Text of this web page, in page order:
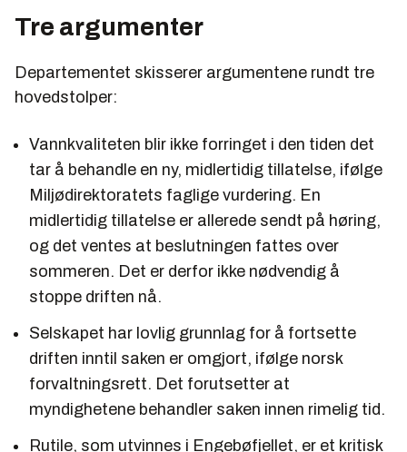
Tre argumenter
Departementet skisserer argumentene rundt tre
hovedstolper:
Vannkvaliteten blir ikke forringet i den tiden det
tar å behandle en ny, midlertidig tillatelse, ifølge
Miljødirektoratets faglige vurdering. En
midlertidig tillatelse er allerede sendt på høring,
og det ventes at beslutningen fattes over
sommeren. Det er derfor ikke nødvendig å
stoppe driften nå.
Selskapet har lovlig grunnlag for å fortsette
driften inntil saken er omgjort, ifølge norsk
forvaltningsrett. Det forutsetter at
myndighetene behandler saken innen rimelig tid.
Rutile, som utvinnes i Engebøfjellet, er et kritisk